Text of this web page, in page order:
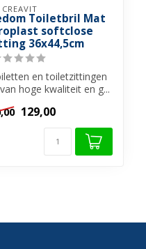
CREAVIT
Toiletbril Mat
softclose
36x44,5cm
en toiletzittingen
hoge kwaliteit en g...
129,00